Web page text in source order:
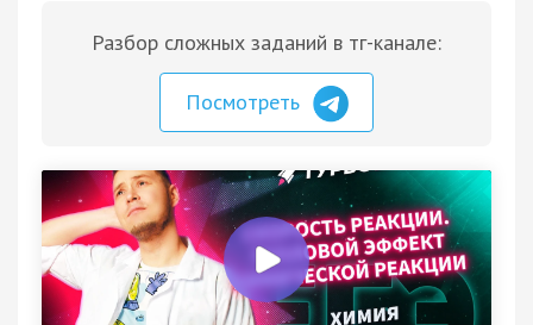
Разбор сложных заданий в тг-канале:
Посмотреть